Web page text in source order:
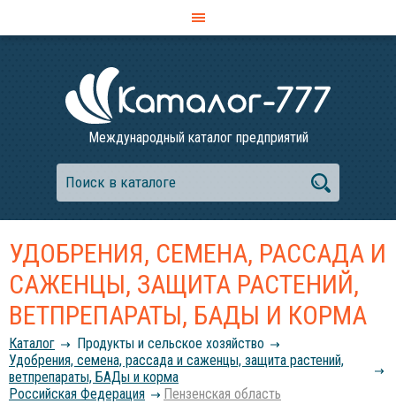
Международный каталог предприятий
УДОБРЕНИЯ, СЕМЕНА, РАССАДА И
САЖЕНЦЫ, ЗАЩИТА РАСТЕНИЙ,
ВЕТПРЕПАРАТЫ, БАДЫ И КОРМА
Каталог
Продукты и сельское хозяйство
Удобрения, семена, рассада и саженцы, защита растений,
ветпрепараты, БАДы и корма
Российcкая Федерация
Пензенская область